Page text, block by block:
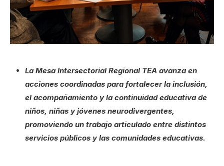
La Mesa Intersectorial Regional TEA avanza en
acciones coordinadas para fortalecer la inclusión,
el acompañamiento y la continuidad educativa de
niños, niñas y jóvenes neurodivergentes,
promoviendo un trabajo articulado entre distintos
servicios públicos y las comunidades educativas.